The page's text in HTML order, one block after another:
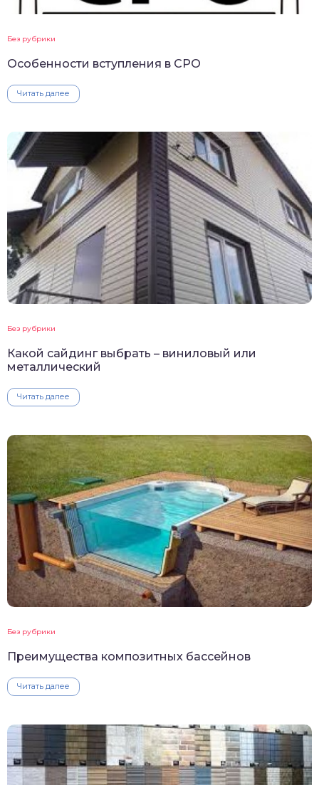
Без рубрики
Особенности вступления в СРО
Читать далее
Без рубрики
Какой сайдинг выбрать – виниловый или
металлический
Читать далее
Без рубрики
Преимущества композитных бассейнов
Читать далее